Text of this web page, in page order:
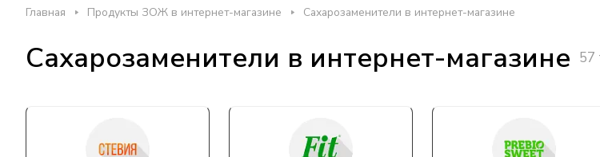
Главная Продукты ЗОЖ в интернет-магазине Сахарозаменители в интернет-магазине
Сахарозаменители в интернет-магазине 57